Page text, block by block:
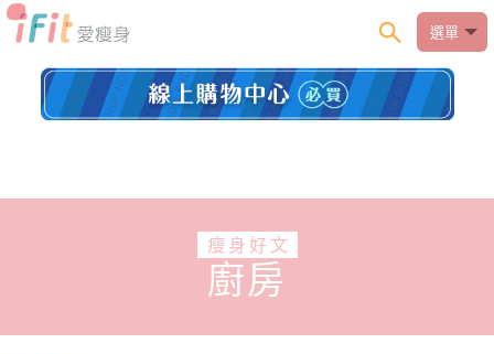
選單
瘦身好文
廚房